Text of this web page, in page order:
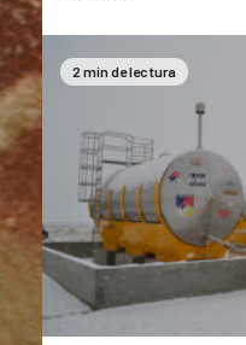
2 min de lectura